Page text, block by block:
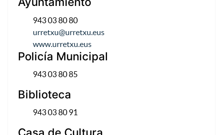
943 03 80 80
urretxu@urretxu.eus
www.urretxu.eus
Policía Municipal
943 03 80 85
Biblioteca
943 03 80 91
Casa de Cultura